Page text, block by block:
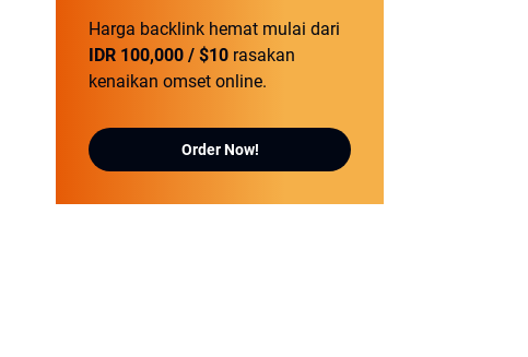
Harga backlink hemat mulai dari
IDR 100,000 / $10 rasakan
kenaikan omset online.
Order Now!